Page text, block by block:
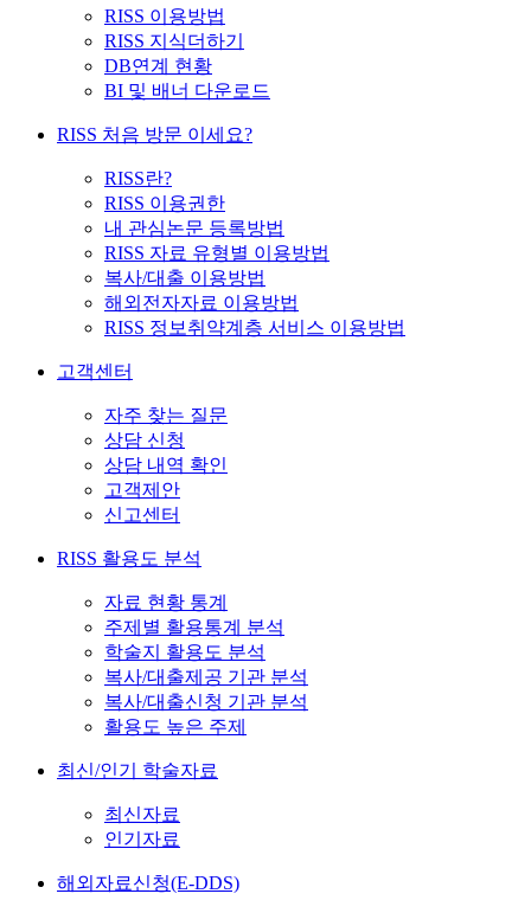
RISS 이용방법
RISS 지식더하기
DB연계 현황
BI 및 배너 다운로드
RISS 처음 방문 이세요?
RISS란?
RISS 이용권한
내 관심논문 등록방법
RISS 자료 유형별 이용방법
복사/대출 이용방법
해외전자자료 이용방법
RISS 정보취약계층 서비스 이용방법
고객센터
자주 찾는 질문
상담 신청
상담 내역 확인
고객제안
신고센터
RISS 활용도 분석
자료 현황 통계
주제별 활용통계 분석
학술지 활용도 분석
복사/대출제공 기관 분석
복사/대출신청 기관 분석
활용도 높은 주제
최신/인기 학술자료
최신자료
인기자료
해외자료신청(E-DDS)